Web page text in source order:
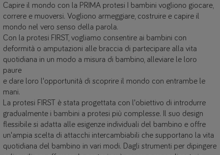
Capire il mondo con la PRIMA protesi I bambini vogliono giocare,
correre e muoversi. Vogliono armeggiare, costruire e capire il
mondo nel vero senso della parola.
Con la protesi FIRST, vogliamo consentire ai bambini con
deformità o amputazioni alle braccia di partecipare alla vita
quotidiana in un modo a misura di bambino, alleviare le loro
paure
e dare loro l'opportunità di scoprire il mondo con entrambe le
mani.
La protesi FIRST è stata progettata con l'obiettivo di introdurre
gradualmente i bambini a protesi più complesse. Il suo design
flessibile si adatta alle esigenze individuali del bambino e offre
un'ampia scelta di attacchi intercambiabili che supportano la vita
quotidiana del bambino in vari modi. Dagli strumenti per dipingere